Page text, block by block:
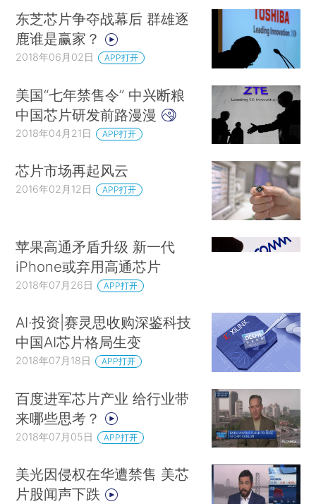
东芝芯片争夺战幕后 群雄逐
鹿谁是赢家？
2018年06月02日 APP打开
美国“七年禁售令” 中兴断粮
中国芯片研发前路漫漫
2018年04月21日 APP打开
芯片市场再起风云
2016年02月12日 APP打开
苹果高通矛盾升级 新一代
iPhone或弃用高通芯片
2018年07月26日 APP打开
AI·投资|赛灵思收购深鉴科技
中国AI芯片格局生变
2018年07月18日 APP打开
百度进军芯片产业 给行业带
来哪些思考？
2018年07月05日 APP打开
美光因侵权在华遭禁售 美芯
片股闻声下跌